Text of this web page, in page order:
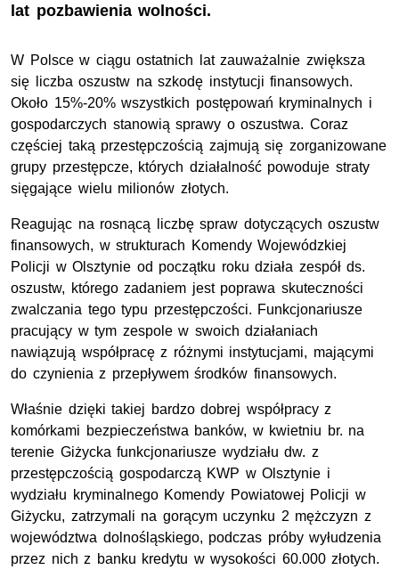
lat pozbawienia wolności.
W Polsce w ciągu ostatnich lat zauważalnie zwiększa
się liczba oszustw na szkodę instytucji finansowych.
Około 15%-20% wszystkich postępowań kryminalnych i
gospodarczych stanowią sprawy o oszustwa. Coraz
częściej taką przestępczością zajmują się zorganizowane
grupy przestępcze, których działalność powoduje straty
sięgające wielu milionów złotych.
Reagując na rosnącą liczbę spraw dotyczących oszustw
finansowych, w strukturach Komendy Wojewódzkiej
Policji w Olsztynie od początku roku działa zespół ds.
oszustw, którego zadaniem jest poprawa skuteczności
zwalczania tego typu przestępczości. Funkcjonariusze
pracujący w tym zespole w swoich działaniach
nawiązują współpracę z różnymi instytucjami, mającymi
do czynienia z przepływem środków finansowych.
Właśnie dzięki takiej bardzo dobrej współpracy z
komórkami bezpieczeństwa banków, w kwietniu br. na
terenie Giżycka funkcjonariusze wydziału dw. z
przestępczością gospodarczą KWP w Olsztynie i
wydziału kryminalnego Komendy Powiatowej Policji w
Giżycku, zatrzymali na gorącym uczynku 2 mężczyzn z
województwa dolnośląskiego, podczas próby wyłudzenia
przez nich z banku kredytu w wysokości 60.000 złotych.